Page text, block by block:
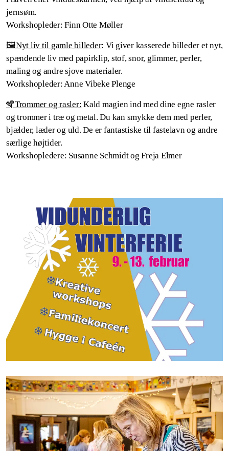
jernsøm.
Workshopleder: Finn Otte Møller
🖼️Nyt liv til gamle billeder: Vi giver kasserede billeder et nyt,
spændende liv med papirklip, stof, snor, glimmer, perler,
maling og andre sjove materialer.
Workshopleder: Anne Vibeke Plenge
🪇Trommer og rasler: Kald magien ind med dine egne rasler
og trommer i træ og metal. Du kan smykke dem med perler,
bjælder, læder og uld. De er fantastiske til fastelavn og andre
særlige højtider.
Workshopledere: Susanne Schmidt og Freja Elmer